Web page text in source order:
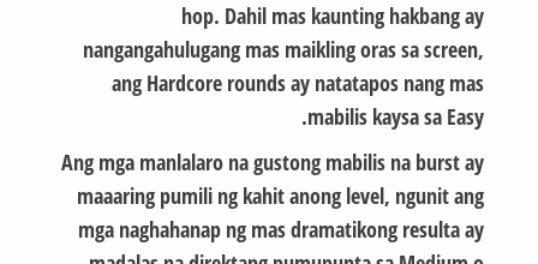
hop. Dahil mas kaunting hakbang ay
nangangahulugang mas maikling oras sa screen,
ang Hardcore rounds ay natatapos nang mas
mabilis kaysa sa Easy.
Ang mga manlalaro na gustong mabilis na burst ay
maaaring pumili ng kahit anong level, ngunit ang
mga naghahanap ng mas dramatikong resulta ay